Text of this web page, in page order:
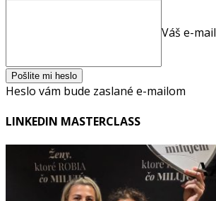
Váš e-mail
Heslo vám bude zaslané e-mailom
LINKEDIN MASTERCLASS